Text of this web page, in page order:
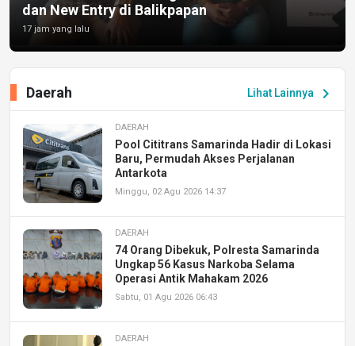
dan New Entry di Balikpapan
17 jam yang lalu
Lihat Lainnya chevron_right
Daerah
DAERAH
Pool Cititrans Samarinda Hadir di Lokasi
Baru, Permudah Akses Perjalanan
Antarkota
Minggu, 02 Agu 2026 14:37
DAERAH
74 Orang Dibekuk, Polresta Samarinda
Ungkap 56 Kasus Narkoba Selama
Operasi Antik Mahakam 2026
Sabtu, 01 Agu 2026 06:43
DAERAH